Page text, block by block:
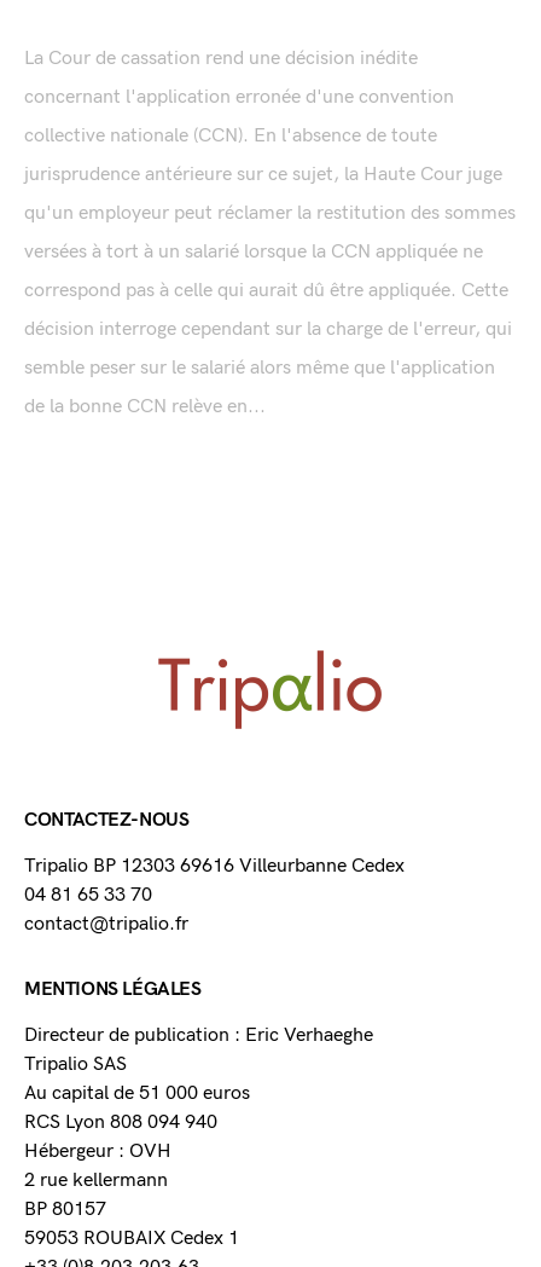
La Cour de cassation rend une décision inédite
concernant l'application erronée d'une convention
collective nationale (CCN). En l'absence de toute
jurisprudence antérieure sur ce sujet, la Haute Cour juge
qu'un employeur peut réclamer la restitution des sommes
versées à tort à un salarié lorsque la CCN appliquée ne
correspond pas à celle qui aurait dû être appliquée. Cette
décision interroge cependant sur la charge de l'erreur, qui
semble peser sur le salarié alors même que l'application
de la bonne CCN relève en...
CONTACTEZ-NOUS
Tripalio BP 12303 69616 Villeurbanne Cedex
04 81 65 33 70
contact@tripalio.fr
MENTIONS LÉGALES
Directeur de publication : Eric Verhaeghe
Tripalio SAS
Au capital de 51 000 euros
RCS Lyon 808 094 940
Hébergeur : OVH
2 rue kellermann
BP 80157
59053 ROUBAIX Cedex 1